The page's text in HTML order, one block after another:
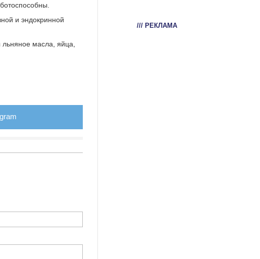
и эндокринной
масла, яйца,
/// РЕКЛАМА